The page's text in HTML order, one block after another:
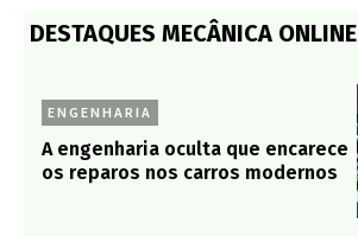
DESTAQUES MECÂNICA ONLINE
ENGENHARIA
A engenharia oculta que encarece
os reparos nos carros modernos